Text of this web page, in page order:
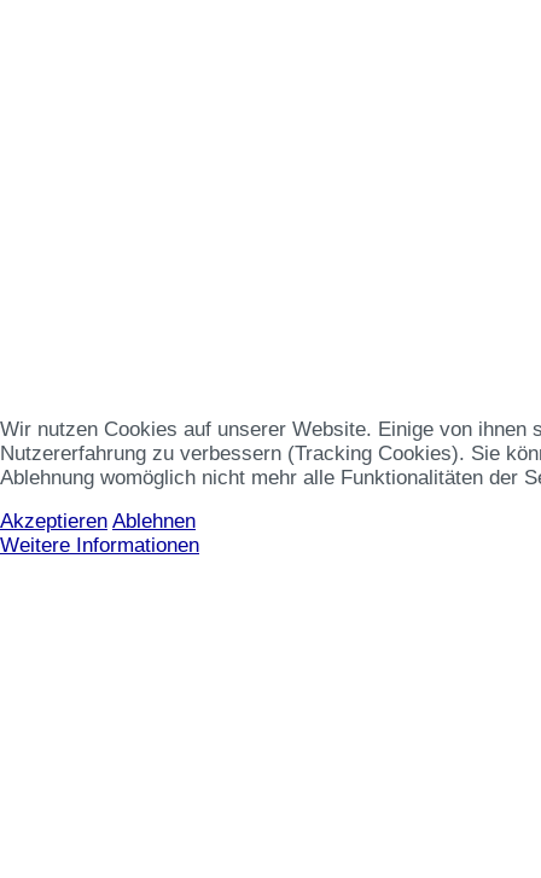
Wir nutzen Cookies auf unserer Website. Einige von
Nutzererfahrung zu verbessern (Tracking Cookies). Sie
Ablehnung womöglich nicht mehr alle Funktionalitäten der
Akzeptieren Ablehnen
Weitere Informationen